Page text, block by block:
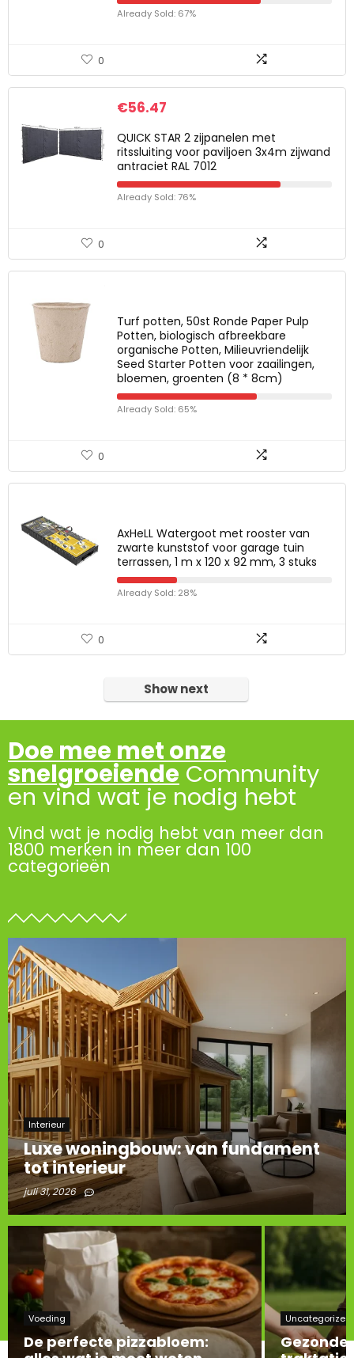
Already Sold: 67%
0
€56.47
QUICK STAR 2 zijpanelen met
ritssluiting voor paviljoen 3x4m zijwand
antraciet RAL 7012
Already Sold: 76%
0
Turf potten, 50st Ronde Paper Pulp
Potten, biologisch afbreekbare
organische Potten, Milieuvriendelijk
Seed Starter Potten voor zaailingen,
bloemen, groenten (8 * 8cm)
Already Sold: 65%
0
AxHeLL Watergoot met rooster van
zwarte kunststof voor garage tuin
terrassen, 1 m x 120 x 92 mm, 3 stuks
Already Sold: 28%
0
Show next
Doe mee met onze
snelgroeiende Community
en vind wat je nodig hebt
Vind wat je nodig hebt van meer dan
1800 merken in meer dan 100
categorieën
Interieur
Luxe woningbouw: van fundament
tot interieur
juli 31, 2026
Voeding
De perfecte pizzabloem:
Uncategorized